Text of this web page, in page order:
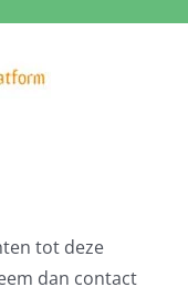
tot deze
dan contact